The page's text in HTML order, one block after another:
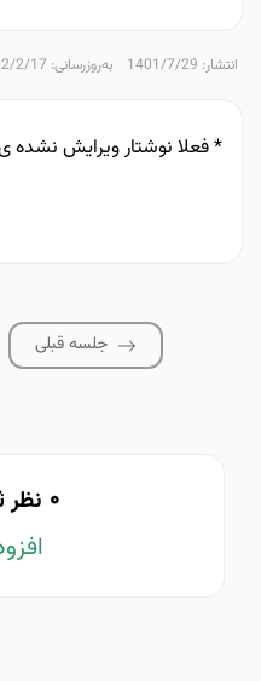
انتشار: 1401/7/29 به‌روزرسانی: 1402/2/17
* فعلا نوشتار ویرایش
جلسه قبلی
0